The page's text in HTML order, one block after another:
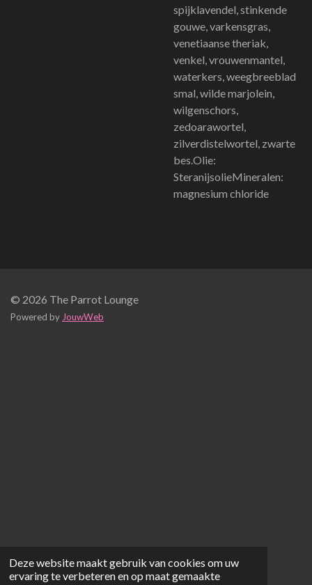
Deze website maakt gebruik van cookies om uw
ervaring te verbeteren en op maat gemaakte
spijklavendel, stinkende
gouwe, varkensgras,
venetiaanse theriak,
venkel, vrouwenmantel,
waterkers, weegbreeblad
smal, wilde marjolein,
wilgenschors,
zedoarawortel,
zilverdistelwortel, zwarte
bes.Olie:
SteranijsolieMineralen:
magnesium chloride
© 2026 The Parrot Lounge
Powered by JouwWeb